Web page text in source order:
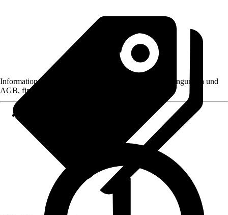
Informationen des Verkäufers, wie z. B. Rückgabebedingungen und
AGB, finden Sie bei Klick auf den Verkäufernamen.